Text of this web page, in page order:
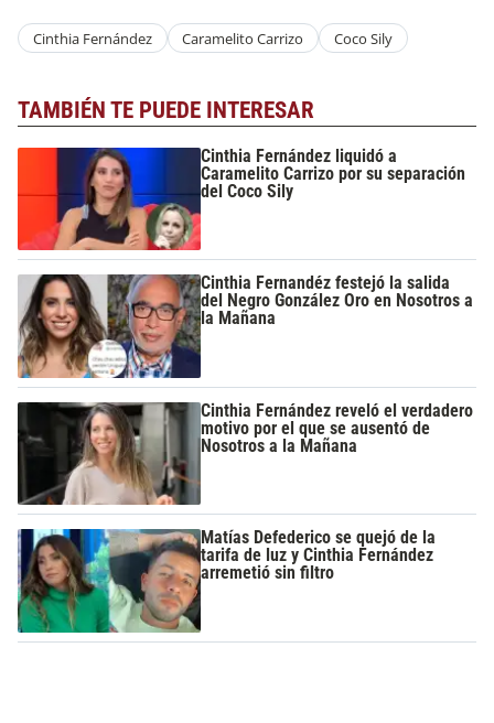
Cinthia Fernández Caramelito Carrizo Coco Sily
TAMBIÉN TE PUEDE INTERESAR
Cinthia Fernández liquidó a
Caramelito Carrizo por su separación
del Coco Sily
Cinthia Fernandéz festejó la salida
del Negro González Oro en Nosotros a
la Mañana
Cinthia Fernández reveló el verdadero
motivo por el que se ausentó de
Nosotros a la Mañana
Matías Defederico se quejó de la
tarifa de luz y Cinthia Fernández
arremetió sin filtro